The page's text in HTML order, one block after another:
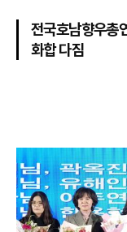
전국호남향우총
화합 다짐